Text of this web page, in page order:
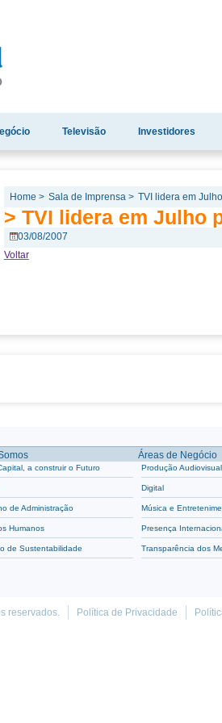
Televisão Investidores
Home > Sala de Imprensa > TVI lidera em
> TVI lidera em Julho
03/08/2007
Voltar
a construir o Futuro
de Administração
Humanos
de Sustentabilidade
Áreas de Negócio
Produção Audiovisual
Digital
Música e
Presença
Transparência dos
reservados. Política de Privacidade